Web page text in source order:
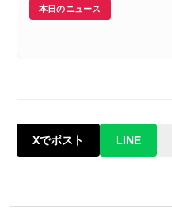
本日のニュース
Xでポスト LINE